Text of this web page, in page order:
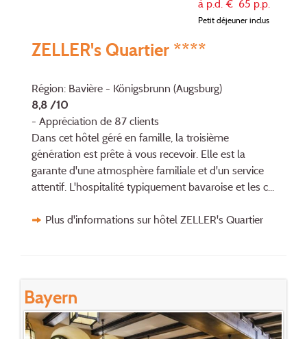
à p.d. € 65 p.p.
Petit déjeuner inclus
ZELLER's Quartier ****
Région: Bavière - Königsbrunn (Augsburg)
8,8 /10
- Appréciation de 87 clients
Dans cet hôtel géré en famille, la troisième
génération est prête à vous recevoir. Elle est la
garante d'une atmosphère familiale et d'un service
attentif. L'hospitalité typiquement bavaroise et les c...
Plus d'informations sur hôtel ZELLER's Quartier
Bayern